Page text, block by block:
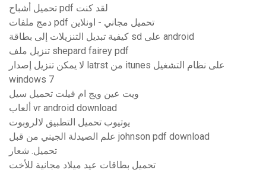
تحميل أشباح pdf لقد كنت
دمج ملفات pdf تحميل مجاني - اونلاين
كيفية تبديل التنزيلات إلى بطاقة sd على android
تنزيل ملف shepard fairey pdf
لا يمكن تنزيل إصدار latrst من itunes على نظام التشغيل
windows 7
ويت عين ويج ام فيلت تحميل سيل
ألعاب vr android download
يوتيوب تحميل التطبيق لالروبوت
علم الصيدلة الجيني من قبل johnson pdf download
تحميل. شعار
تحميل بطاقات عيد ميلاد مجانية للأخت